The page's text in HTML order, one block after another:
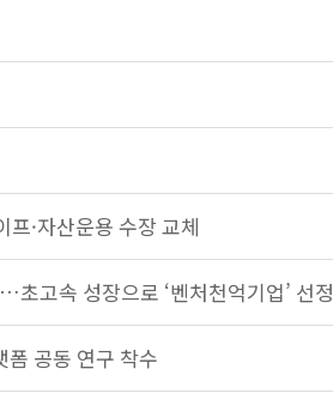
·자산운용 수장 교체
고속 성장으로 ‘벤처천억기업’ 선정
공동 연구 착수